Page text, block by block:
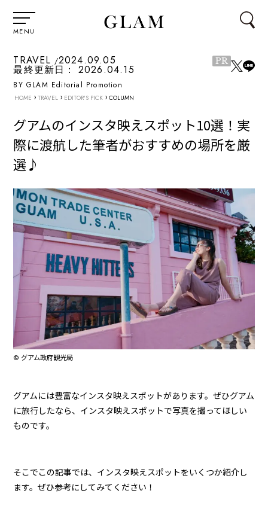
MENU
TRAVEL 2024.09.05
最終更新日： 2026.04.15
PR
BY GLAM Editorial Promotion
HOME › TRAVEL › EDITOR'S PICK › COLUMN
グアムのインスタ映えスポット10選！実
際に渡航した筆者がおすすめの場所を厳
選♪
© グアム政府観光局
グアムには豊富なインスタ映えスポットがあります。ぜひグアム
に旅行したなら、インスタ映えスポットで写真を撮ってほしい
ものです。
そこでこの記事では、インスタ映えスポットをいくつか紹介し
ます。ぜひ参考にしてみてください！